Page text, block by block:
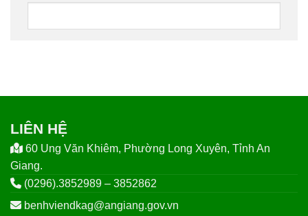
LIÊN HỆ
60 Ung Văn Khiêm, Phường Long Xuyên, Tỉnh An
Giang.
(0296).3852989 – 3852862
benhviendkag@angiang.gov.vn